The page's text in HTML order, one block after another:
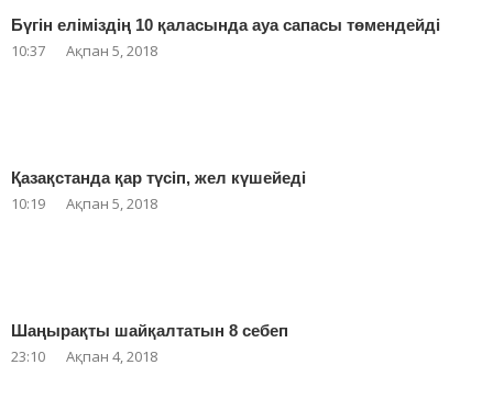
Бүгін еліміздің 10 қаласында ауа сапасы төмендейді
10:37 Ақпан 5, 2018
Қазақстанда қар түсіп, жел күшейеді
10:19 Ақпан 5, 2018
Шаңырақты шайқалтатын 8 себеп
23:10 Ақпан 4, 2018